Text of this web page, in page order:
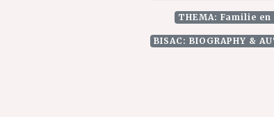
THEMA: Familie
BISAC: BIOGRAPHY &